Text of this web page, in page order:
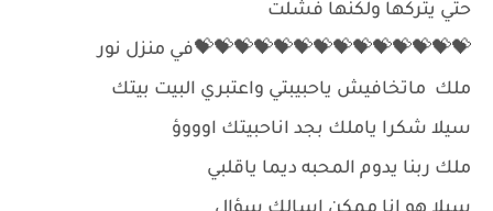
حتي يتركها ولكنها فشلت
💝💝💝💝💝💝💝💝💝💝💝💝💝💝في منزل نور
ملك ماتخافيش ياحبيبتي واعتبري البيت بيتك
سيلا شكرا ياملك بجد اناحبيتك اوووؤ
ملك ربنا يدوم المحبه ديما ياقلبي